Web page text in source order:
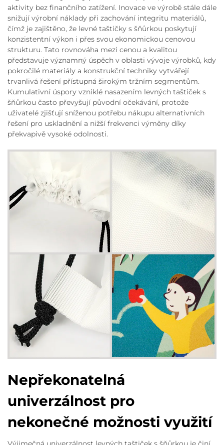
aktivity bez finančního zatížení. Inovace ve výrobě stále dále
snižují výrobní náklady při zachování integritu materiálů,
čímž je zajištěno, že levné taštičky s šňůrkou poskytují
konzistentní výkon i přes svou ekonomickou cenovou
strukturu. Tato rovnováha mezi cenou a kvalitou
představuje významný úspěch v oblasti vývoje výrobků, kdy
pokročilé materiály a konstrukční techniky vytvářejí
trvanlivá řešení přístupná širokým tržním segmentům.
Kumulativní úspory vzniklé nasazením levných taštiček s
šňůrkou často převyšují původní očekávání, protože
uživatelé zjišťují sníženou potřebu nákupu alternativních
řešení pro uskladnění a nižší frekvenci výměny díky
překvapivě vysoké odolnosti.
Nepřekonatelná
univerzálnost pro
nekonečné možnosti využití